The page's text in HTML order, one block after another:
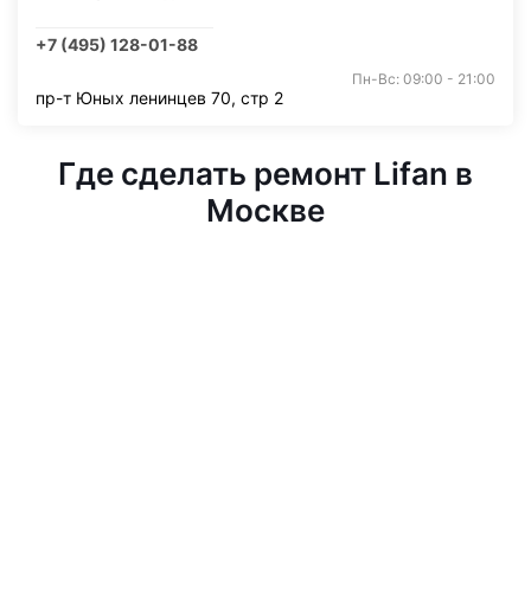
+7 (495) 128-01-88
Пн-Вс: 09:00 - 21:00
пр-т Юных ленинцев 70, стр 2
Где сделать ремонт Lifan в
Москве